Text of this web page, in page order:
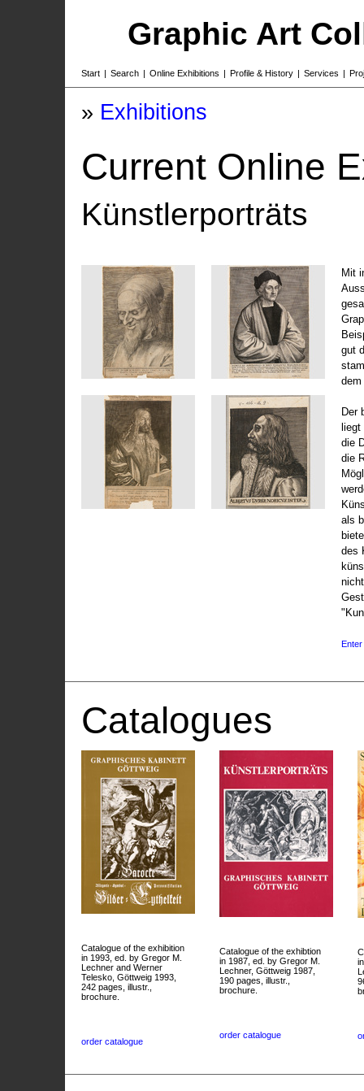
Graphic Art
Start | Search | Online Exhibitions | Profile & History | Services |
» Exhibitions
Current Online
Künstlerporträts
Mit
gut
dem
Der
die
die
als
des
Enter
Catalogues
Catalogue of the exhibition
in 1993, ed. by Gregor M.
Lechner and Werner
Telesko, Göttweig 1993,
242 pages, illustr.,
brochure.
order catalogue
Catalogue of the exhibtion
in 1987, ed. by Gregor M.
Lechner, Göttweig 1987,
190 pages, illustr.,
brochure.
order catalogue